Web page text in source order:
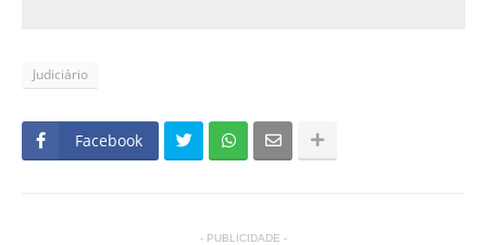
Judiciário
Facebook
- PUBLICIDADE -